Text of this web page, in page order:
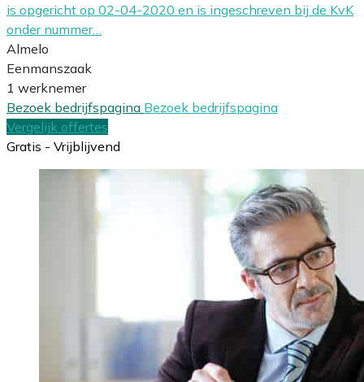
is opgericht op 02-04-2020 en is ingeschreven bij de KvK
onder nummer…
Almelo
Eenmanszaak
1 werknemer
Bezoek bedrijfspagina Bezoek bedrijfspagina
Vergelijk offertes
Gratis - Vrijblijvend